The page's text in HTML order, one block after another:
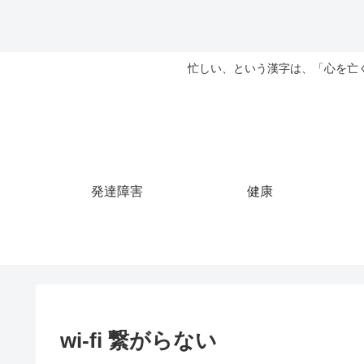
忙しい、という漢字は、「心を
発達障害 健康
wi-fi 繋がらない